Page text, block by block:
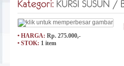
• HARGA: Rp. 275.000,-
• STOK: 1 item